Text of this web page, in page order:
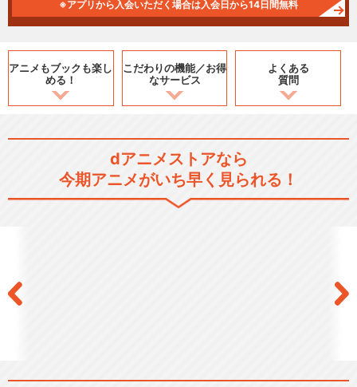
※アプリから入会いただく場合は入会日から14日間無料
アニメもブックも楽し
める！
こだわりの機能／お得
なサービス
よくある
質問
dアニメストアなら
今期アニメがいち早く見られる！